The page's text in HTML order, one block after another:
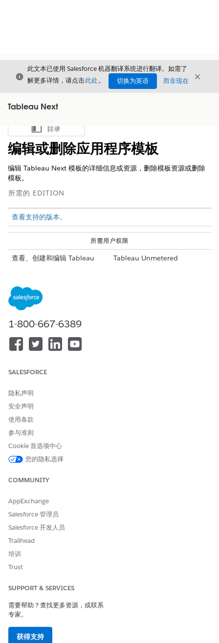
关闭
此文本已使用 Salesforce 机器翻译系统进行翻译。如需了
解更多详情，请点击此处。 切换为英语 而非现在 关闭
Tableau Next
显示目录
目录
编辑或删除应用程序模板
编辑 Tableau Next 模板的详细信息或资源，删除模板资源或删除
模板。
所需的 EDITION
查看支持的版本。
所需用户权限
查看、创建和编辑 Tableau
Tableau Unmetered
更新应用程序模板时，请考虑以下事项。
如果删除任何源资产，请更新模板以反映删除情况。保存模板以
应用更改。
序。只有新应用程序安装包含更新。
如果您删除带有已安装应用程序的模板，将显示已安装应用程序
序。
在“模板”页面上，选择要更新的模板。
此编辑仅适用于模板详细信息和资源。要编辑模板处理，例如规
则和自定义，请下载模板文件。
通过添加资源
资源可以来自其他工作区。
要从模板中删除资源，请选择
1-800-667-6389
SALESFORCE
隐私声明
安全声明
使用条款
参与准则
Cookie 首选项中心
您的隐私选择
COMMUNITY
AppExchange
Salesforce 管理员
Salesforce 开发人员
Trailhead
培训
Trust
SUPPORT & SERVICES
需要帮助？查找更多资源，或联系
专家。
获得支持